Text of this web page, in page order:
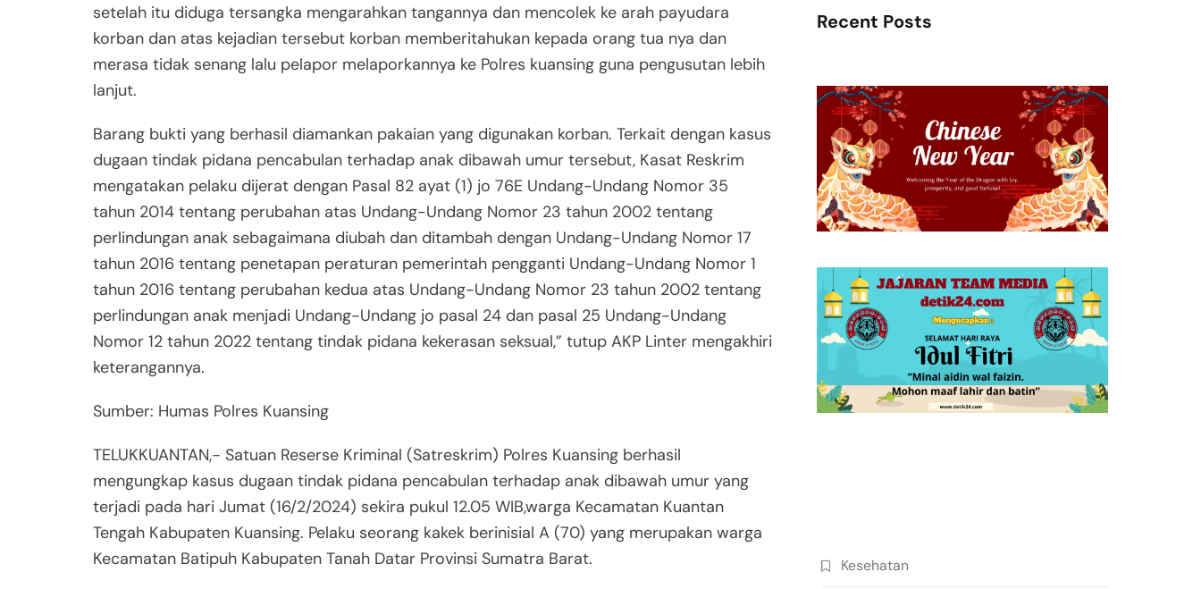
setelah itu diduga tersangka mengarahkan tangannya dan mencolek ke arah payudara
korban dan atas kejadian tersebut korban memberitahukan kepada orang tua nya dan
merasa tidak senang lalu pelapor melaporkannya ke Polres kuansing guna pengusutan lebih
lanjut.
Barang bukti yang berhasil diamankan pakaian yang digunakan korban. Terkait dengan kasus
dugaan tindak pidana pencabulan terhadap anak dibawah umur tersebut, Kasat Reskrim
mengatakan pelaku dijerat dengan Pasal 82 ayat (1) jo 76E Undang-Undang Nomor 35
tahun 2014 tentang perubahan atas Undang-Undang Nomor 23 tahun 2002 tentang
perlindungan anak sebagaimana diubah dan ditambah dengan Undang-Undang Nomor 17
tahun 2016 tentang penetapan peraturan pemerintah pengganti Undang-Undang Nomor 1
tahun 2016 tentang perubahan kedua atas Undang-Undang Nomor 23 tahun 2002 tentang
perlindungan anak menjadi Undang-Undang jo pasal 24 dan pasal 25 Undang-Undang
Nomor 12 tahun 2022 tentang tindak pidana kekerasan seksual,” tutup AKP Linter mengakhiri
keterangannya.
Sumber: Humas Polres Kuansing
TELUKKUANTAN,- Satuan Reserse Kriminal (Satreskrim) Polres Kuansing berhasil
mengungkap kasus dugaan tindak pidana pencabulan terhadap anak dibawah umur yang
terjadi pada hari Jumat (16/2/2024) sekira pukul 12.05 WIB,warga Kecamatan Kuantan
Tengah Kabupaten Kuansing. Pelaku seorang kakek berinisial A (70) yang merupakan warga
Kecamatan Batipuh Kabupaten Tanah Datar Provinsi Sumatra Barat.
Recent Posts
Kesehatan